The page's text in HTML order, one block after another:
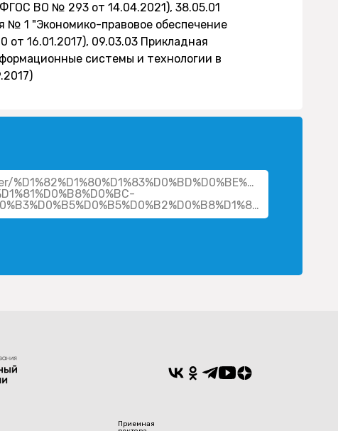
ВО № 293 от 14.04.2021), 38.05.01
№ 1 "Экономико-правовое обеспечение
16.01.2017), 09.03.03 Прикладная
системы и технологии в
%D1%81%D0%B5%D1%80%D0%B3%D0%B5%D0%B5%D0%B2%D0%B8%D1%87/
Приемная